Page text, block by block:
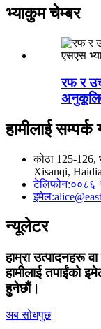
भ्याकुम चेम्बर
रफ र
हामीलाई सम्पर्क
कोठा 125-126,
Xisanqi,
टेलिफोन:००८६
इमेल:
न्यूलेटर
हाम्रा उत्पादनहरू
हामीलाई तपाईंको
हुनेछौं।
अब सोधपुछ